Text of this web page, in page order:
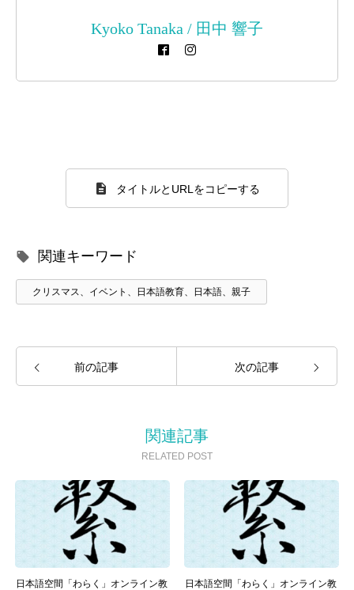
Kyoko Tanaka / 田中 響子
タイトルとURLをコピーする
関連キーワード
クリスマス、イベント、日本語教育、日本語、親子
前の記事 次の記事
関連記事
RELATED POST
日本語空間「わらく」オンライン教
日本語空間「わらく」オンライン教